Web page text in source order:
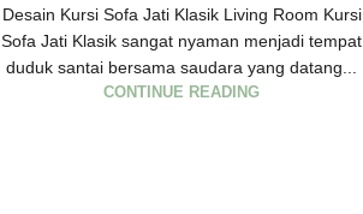
Desain Kursi Sofa Jati Klasik Living Room Kursi
Sofa Jati Klasik sangat nyaman menjadi tempat
duduk santai bersama saudara yang datang...
CONTINUE READING